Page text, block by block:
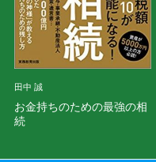
田中 誠
お金持ちのための最強の相
続